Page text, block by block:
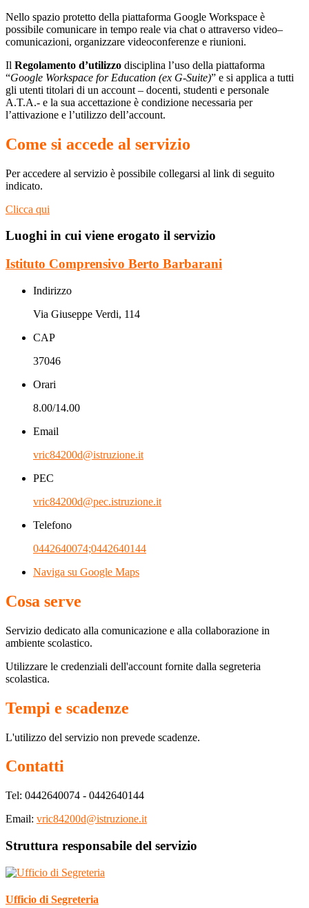
Nello spazio protetto della piattaforma Google Workspace è
possibile comunicare in tempo reale via chat o attraverso video–
comunicazioni, organizzare videoconferenze e riunioni.
Il Regolamento d’utilizzo disciplina l’uso della piattaforma
“Google Workspace for Education (ex G-Suite)” e si applica a tutti
gli utenti titolari di un account – docenti, studenti e personale
A.T.A.- e la sua accettazione è condizione necessaria per
l’attivazione e l’utilizzo dell’account.
Come si accede al servizio
Per accedere al servizio è possibile collegarsi al link di seguito
indicato.
Clicca qui
Luoghi in cui viene erogato il servizio
Istituto Comprensivo Berto Barbarani
Indirizzo
Via Giuseppe Verdi, 114
CAP
37046
Orari
8.00/14.00
Email
vric84200d@istruzione.it
PEC
vric84200d@pec.istruzione.it
Telefono
0442640074;0442640144
Naviga su Google Maps
Cosa serve
Servizio dedicato alla comunicazione e alla collaborazione in
ambiente scolastico.
Utilizzare le credenziali dell'account fornite dalla segreteria
scolastica.
Tempi e scadenze
L'utilizzo del servizio non prevede scadenze.
Contatti
Tel: 0442640074 - 0442640144
Email: vric84200d@istruzione.it
Struttura responsabile del servizio
Ufficio di Segreteria